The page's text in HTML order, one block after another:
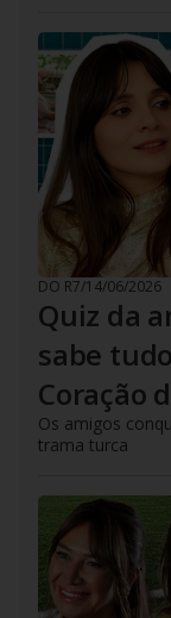
DO R7/14/06/2026
Quiz da
sabe
Coração
Os amigos
trama turca